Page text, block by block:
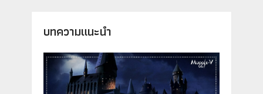
บทความแนะนำ